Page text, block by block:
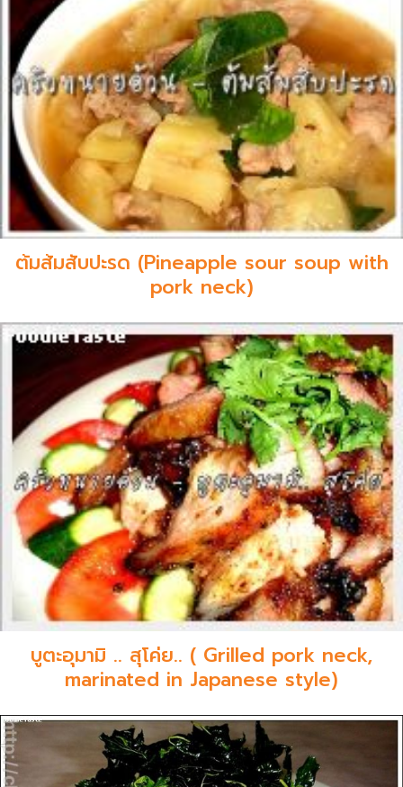
ต้มส้มสับปะรด (Pineapple sour soup with
pork neck)
บูตะอุมามิ .. สุโค่ย.. ( Grilled pork neck,
marinated in Japanese style)